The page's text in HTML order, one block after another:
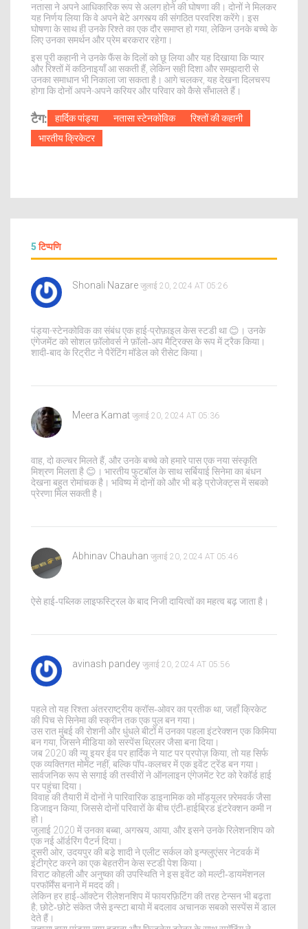
नतासा ने अपने आधिकारिक रूप से अलग होने की घोषणा की। दोनों ने मिलकर
यह निर्णय लिया कि वे अपने बेटे अगस्त्य की संगठित परवरिश करेंगे। इस
घोषणा के साथ ही उनके रिश्ते का एक दौर समाप्त हो गया, लेकिन उनके बच्चे के
लिए उनका समर्थन और प्रेम बरकरार रहेगा।
इस पूरी कहानी ने उनके फैंस के दिलों को छू लिया और यह दिखाया कि प्यार
और रिश्तों में कठिनाइयाँ आ सकती हैं, लेकिन सही दिशा और समझदारी से
उनका समाधान भी निकाला जा सकता है। आगे चलकर, यह देखना दिलचस्प
होगा कि दोनों अपने-अपने करियर और परिवार को कैसे सँभालते हैं।
टैग: हार्दिक पांड्या नतासा स्टेनकोविक
रिश्तों की कहानी
भारतीय क्रिकेटर
5टिप्पणि
Shonali Nazare जुलाई 20, 2024 AT 05:26
पंड्या-स्टेनकोविक का संबंध एक हाई-प्रोफ़ाइल केस स्टडी था 😊। उनके
एंगेजमेंट को सोशल फ़ॉलोवर्स ने फ़ॉलो‑अप मैट्रिक्स के रूप में ट्रैक किया।
शादी‑बाद के रिट्रीट ने पैरेंटिंग मॉडेल को रीसेट किया।
Meera Kamat जुलाई 20, 2024 AT 05:36
वाह, दो कल्चर मिलते हैं, और उनके बच्चे को हमारे पास एक नया संस्कृति
मिश्रण मिलता है 😊। भारतीय फुटबॉल के साथ सर्बियाई सिनेमा का बंधन
देखना बहुत रोमांचक है। भविष्य में दोनों को और भी बड़े प्रोजेक्ट्स में सबको
प्रेरणा मिल सकती है।
Abhinav Chauhan जुलाई 20, 2024 AT 05:46
ऐसे हाई‑पब्लिक लाइफस्ट्रिल के बाद निजी दायित्वों का महत्व बढ़ जाता है।
avinash pandey जुलाई 20, 2024 AT 05:56
पहले तो यह रिश्ता अंतरराष्ट्रीय क्रॉस‑ओवर का प्रतीक था, जहाँ क्रिकेट
की पिच से सिनेमा की स्क्रीन तक एक पुल बन गया।
उस रात मुंबई की रोशनी और धुंधले बीटों में उनका पहला इंटरेक्शन एक किमिया
बन गया, जिसने मीडिया को सस्पेंस थ्रिलर जैसा बना दिया।
जब 2020 की न्यू इयर ईव पर हार्दिक ने याट पर प्रपोज़ किया, तो यह सिर्फ
एक व्यक्तिगत मोमेंट नहीं, बल्कि पॉप‑कलचर में एक इवेंट ट्रेंड बन गया।
सार्वजनिक रूप से सगाई की तस्वीरों ने ऑनलाइन एंगेजमेंट रेट को रेकॉर्ड हाई
पर पहुंचा दिया।
विवाह की तैयारी में दोनों ने पारिवारिक डाइनामिक को मॉड्यूलर फ़्रेमवर्क जैसा
डिजाइन किया, जिससे दोनों परिवारों के बीच एंटी‑हाईब्रिड इंटरेक्शन कमी न
हो।
जुलाई 2020 में उनका बब्बा, अगस्त्य, आया, और इसने उनके रिलेशनशिप को
एक नई ऑर्डरिंग पैटर्न दिया।
दूसरी ओर, उदयपुर की बडे़ शादी ने एलीट सर्कल को इन्फ्लुएंसर नेटवर्क में
इंटीग्रेट करने का एक बेहतरीन केस स्टडी पेश किया।
विराट कोहली और अनुष्का की उपस्थिति ने इस इवेंट को मल्टी‑डायमेंशनल
परफॉर्मेंस बनाने में मदद की।
लेकिन हर हाई‑ऑक्टेन रीलेशनशिप में फायरफ़िटिंग की तरह टेन्सन भी बढ़ता
है; छोटे‑छोटे संकेत जैसे इन्स्टा बायो में बदलाव अचानक सबको सस्पेंस में डाल
देते हैं।